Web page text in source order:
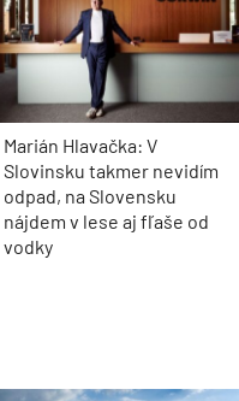
Marián Hlavačka: V
Slovinsku takmer nevidím
odpad, na Slovensku
nájdem v lese aj fľaše od
vodky